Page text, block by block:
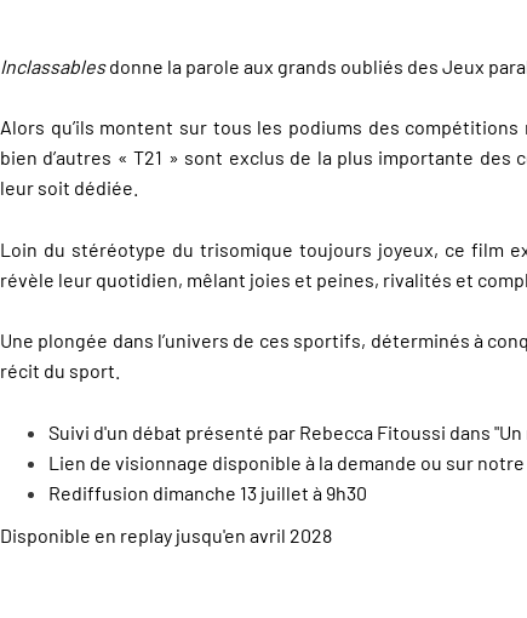
Inclassablesdonne la parole aux grands oubliés des Jeux
Alors qu’ils montent sur tous les podiums des
bien d’autres « T21 » sont exclus de la plus importante des
leur soit dédiée.
Loin du stéréotype du trisomique toujours joyeux, ce film
révèle leur quotidien, mêlant joies et peines, rivalités et
Une plongée dans l’univers de ces sportifs, déterminés à
récit du sport.
Suivi d'un débat présenté par Rebecca Fitoussi dans
Lien de visionnage disponible à la demande ou sur
Rediffusion dimanche 13 juillet à 9h30
Disponible en replay jusqu'en avril 2028